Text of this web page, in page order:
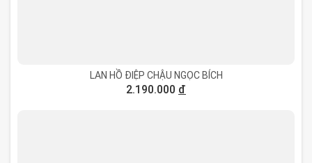
LAN HỒ ĐIỆP CHẬU NGỌC BÍCH
2.190.000 đ